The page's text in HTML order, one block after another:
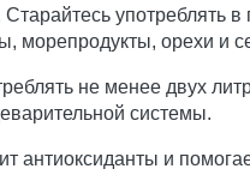
употреблять
морепродукты, орехи и
не менее двух
системы.
антиоксиданты и